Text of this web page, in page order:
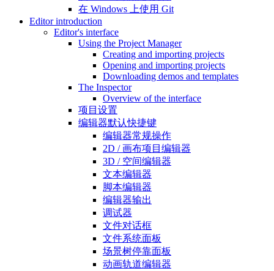
在 Windows 上使用 Git
Editor introduction
Editor's interface
Using the Project Manager
Creating and importing projects
Opening and importing projects
Downloading demos and templates
The Inspector
Overview of the interface
项目设置
编辑器默认快捷键
编辑器常规操作
2D / 画布项目编辑器
3D / 空间编辑器
文本编辑器
脚本编辑器
编辑器输出
调试器
文件对话框
文件系统面板
场景树停靠面板
动画轨道编辑器